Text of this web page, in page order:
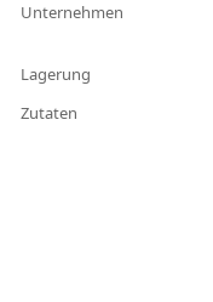
Unternehmen
Lagerung
Zutaten